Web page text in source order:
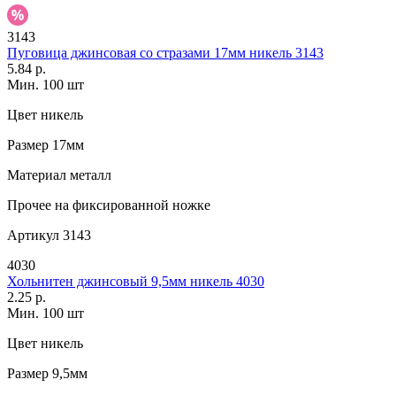
3143
Пуговица джинсовая со стразами 17мм никель 3143
5.84 р.
Мин. 100 шт
Цвет никель
Размер 17мм
Материал металл
Прочее на фиксированной ножке
Артикул 3143
4030
Хольнитен джинсовый 9,5мм никель 4030
2.25 р.
Мин. 100 шт
Цвет никель
Размер 9,5мм